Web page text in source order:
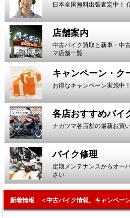
日本全国無料出張査定中！
店舗案内
中古バイク買取と新車・中
マ店舗一覧
キャンペーン・ク
お得なキャンペーン実施中
各店おすすめバイ
ナガツマ各店舗の最新お買
バイク修理
定期メンテナンスからオー
さい
新着情報 ＜中古バイク情報、キャンペー